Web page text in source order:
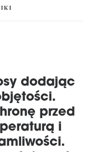
dodając
przed
i